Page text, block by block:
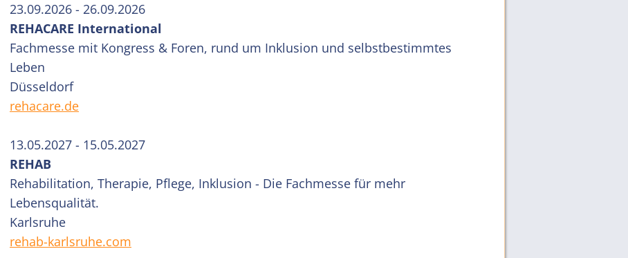
23.09.2026 - 26.09.2026
REHACARE International
Fachmesse mit Kongress & Foren, rund um Inklusion und selbstbestimmtes
Leben
Düsseldorf
rehacare.de
13.05.2027 - 15.05.2027
REHAB
Rehabilitation, Therapie, Pflege, Inklusion - Die Fachmesse für mehr
Lebensqualität.
Karlsruhe
rehab-karlsruhe.com